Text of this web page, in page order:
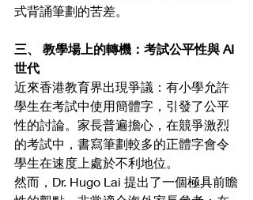
式背誦筆劃的苦差。
三、 教學場上的轉機：考試公平性與 AI
世代
近來香港教育界出現爭議：有小學允許
學生在考試中使用簡體字，引發了公平
性的討論。家長普遍擔心，在競爭激烈
的考試中，書寫筆劃較多的正體字會令
學生在速度上處於不利地位。
然而，Dr. Hugo Lai 提出了一個極具前瞻